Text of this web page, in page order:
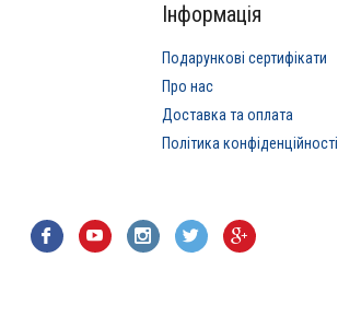
Інформація
Подарункові сертифікати
Про нас
Доставка та оплата
Політика конфіденційності